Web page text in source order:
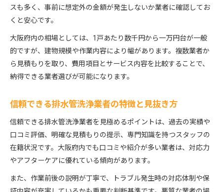
スも多く、事前に想定外の金額が発生しないか業者に確認してお
くと安心です。
大阪府内の相場としては、1戸あたり数千円から一万円台が一般
的ですが、建物規模や作業内容により幅があります。複数業者か
ら見積もりを取り、費用項目とサービス内容を比較することで、
納得できる業者選びが可能になります。
信頼できる排水管洗浄業者の特徴と見抜き方
信頼できる排水管洗浄業者を見極めるポイントは、過去の実績や
口コミ評価、明確な見積もりの提示、専門知識を持つスタッフの
在籍状況です。大阪府内でも口コミや紹介が多い業者は、対応力
やアフターケアに優れている傾向があります。
また、作業前後の説明が丁寧で、トラブル発生時の対応体制や保